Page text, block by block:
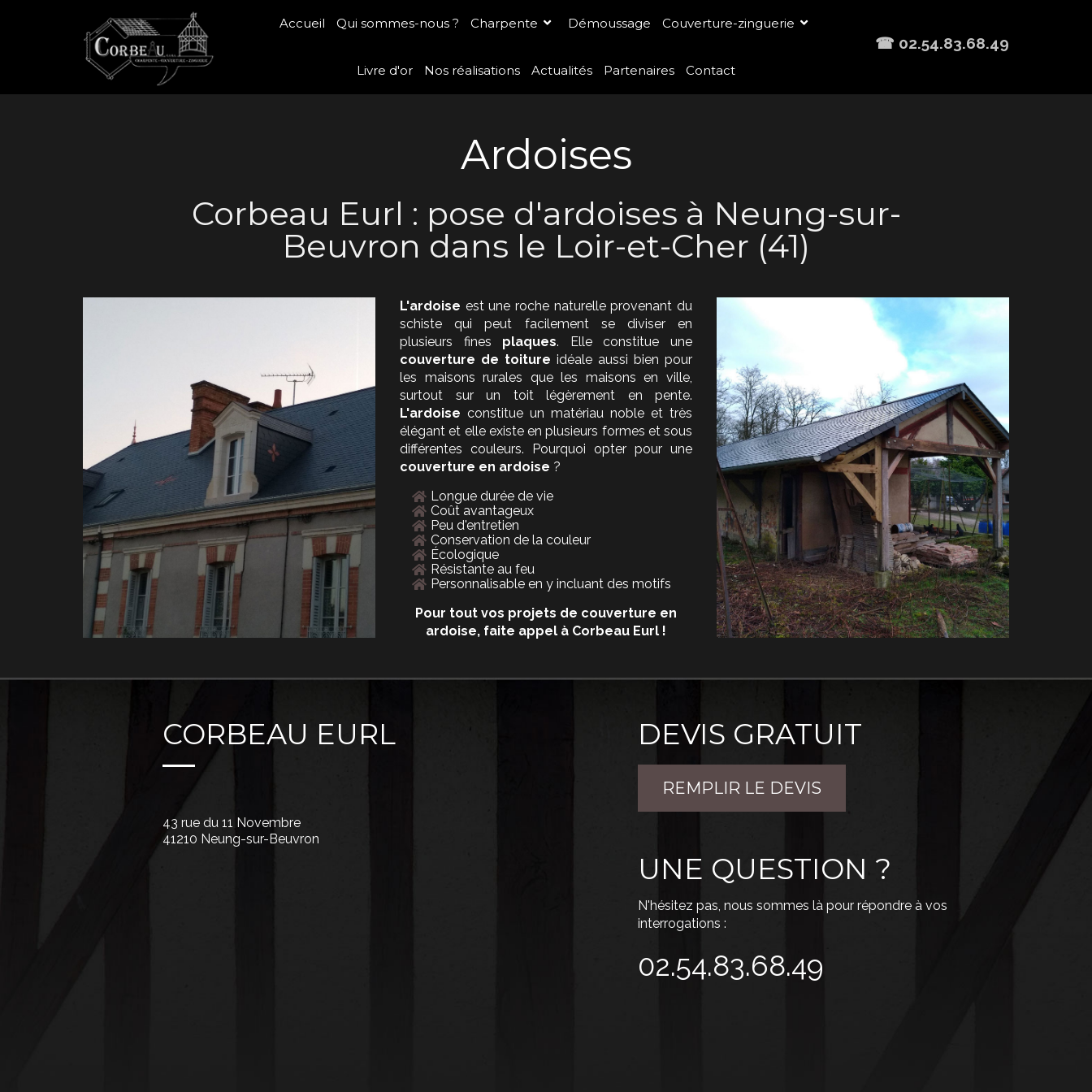
Accueil Qui sommes-nous ? Charpente Démoussage Couverture-zinguerie
Livre d'or Nos réalisations Actualités Partenaires Contact
☎ 02.54.83.68.49
Ardoises
Corbeau Eurl : pose d'ardoises à Neung-sur-
Beuvron dans le Loir-et-Cher (41)
L'ardoise est une roche naturelle provenant du
schiste qui peut facilement se diviser en
plusieurs fines plaques. Elle constitue une
couverture de toiture idéale aussi bien pour
les maisons rurales que les maisons en ville,
surtout sur un toit légèrement en pente.
L'ardoise constitue un matériau noble et très
élégant et elle existe en plusieurs formes et sous
différentes couleurs. Pourquoi opter pour une
couverture en ardoise ?
Longue durée de vie
Coût avantageux
Peu d'entretien
Conservation de la couleur
Écologique
Résistante au feu
Personnalisable en y incluant des motifs
Pour tout vos projets de couverture en
ardoise, faite appel à Corbeau Eurl !
DEVIS GRATUIT
REMPLIR LE DEVIS
UNE QUESTION ?
N'hésitez pas, nous sommes là pour répondre à vos
interrogations :
02.54.83.68.49
CORBEAU EURL
43 rue du 11 Novembre
41210 Neung-sur-Beuvron